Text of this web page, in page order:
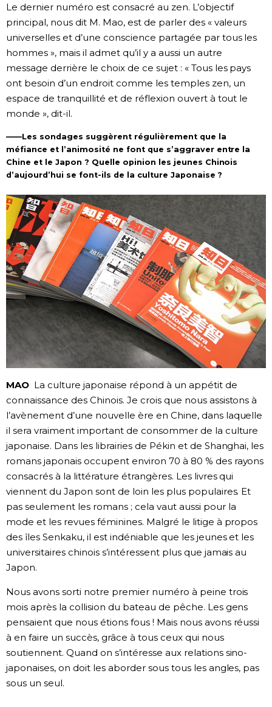
Le dernier numéro est consacré au zen. L’objectif
principal, nous dit M. Mao, est de parler des « valeurs
universelles et d’une conscience partagée par tous les
hommes », mais il admet qu’il y a aussi un autre
message derrière le choix de ce sujet : « Tous les pays
ont besoin d’un endroit comme les temples zen, un
espace de tranquillité et de réflexion ouvert à tout le
monde », dit-il.
——Les sondages suggèrent régulièrement que la
méfiance et l’animosité ne font que s’aggraver entre la
Chine et le Japon ? Quelle opinion les jeunes Chinois
d’aujourd’hui se font-ils de la culture Japonaise ?
MAOLa culture japonaise répond à un appétit de
connaissance des Chinois. Je crois que nous assistons à
l’avènement d’une nouvelle ère en Chine, dans laquelle
il sera vraiment important de consommer de la culture
japonaise. Dans les librairies de Pékin et de Shanghai, les
romans japonais occupent environ 70 à 80 % des rayons
consacrés à la littérature étrangères. Les livres qui
viennent du Japon sont de loin les plus populaires. Et
pas seulement les romans ; cela vaut aussi pour la
mode et les revues féminines. Malgré le litige à propos
des îles Senkaku, il est indéniable que les jeunes et les
universitaires chinois s’intéressent plus que jamais au
Japon.
Nous avons sorti notre premier numéro à peine trois
mois après la collision du bateau de pêche. Les gens
pensaient que nous étions fous ! Mais nous avons réussi
à en faire un succès, grâce à tous ceux qui nous
soutiennent. Quand on s’intéresse aux relations sino-
japonaises, on doit les aborder sous tous les angles, pas
sous un seul.